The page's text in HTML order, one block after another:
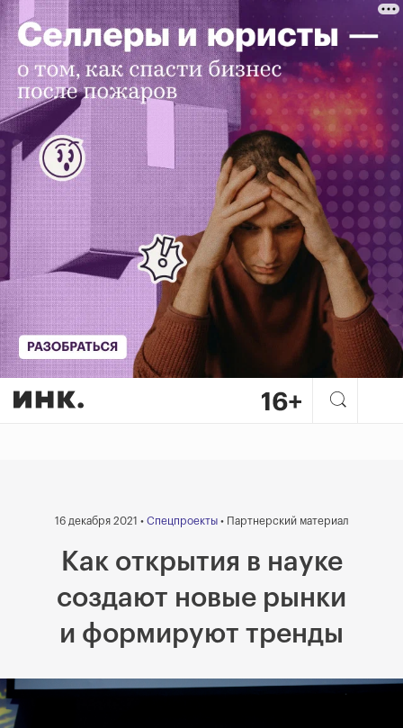
Как открытия в науке
16 декабря 2021 • Спецпроекты• Партнерский материал
Как открытия в науке
создают новые рынки
и формируют тренды